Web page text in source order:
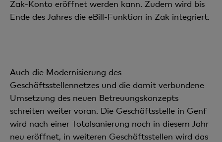
Zak-Konto eröffnet werden kann. Zudem wird bis
Ende des Jahres die eBill-Funktion in Zak integriert.
Auch die Modernisierung des
Geschäftsstellennetzes und die damit verbundene
Umsetzung des neuen Betreuungskonzepts
schreiten weiter voran. Die Geschäftsstelle in Genf
wird nach einer Totalsanierung noch in diesem Jahr
neu eröffnet, in weiteren Geschäftsstellen wird das